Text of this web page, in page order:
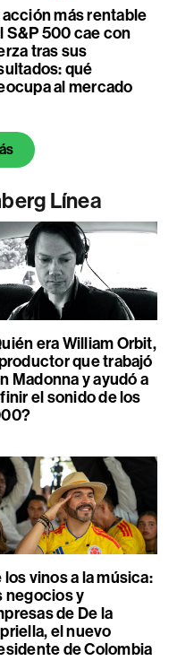
acción más rentable
S&P 500 cae con
tras sus
qué
al mercado
Línea
era William Orbit,
que trabajó
Madonna y ayudó a
el sonido de los
los vinos a la música:
negocios y
de De la
el nuevo
de Colombia